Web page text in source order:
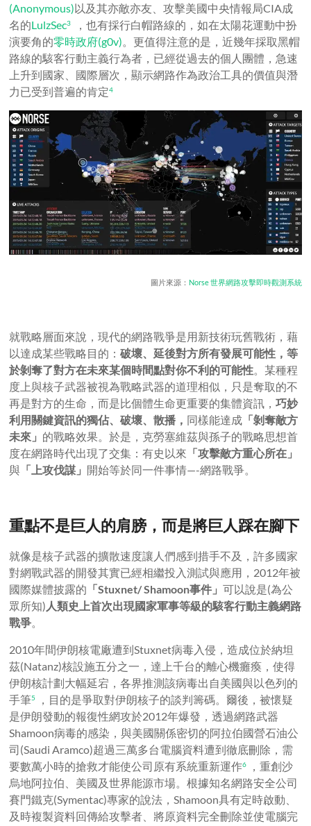
(Anonymous)以及其亦敵亦友、攻擊美國中央情報局CIA成
名的LulzSec3
，也有採行白帽路線的，如在太陽花運動中扮
演要角的零時政府(g0v) 。更值得注意的是，近幾年採取黑帽
路線的駭客行動主義行為者，已經從過去的個人團體，急速
上升到國家、國際層次，顯示網路作為政治工具的價值與潛
力已受到普遍的肯定4
圖片來源： Norse 世界網路攻擊即時觀測系統
就戰略層面來說，現代的網路戰爭是用新技術玩舊戰術，藉
以達成某些戰略目的：破壞、延後對方所有發展可能性，等
於剝奪了對方在未來某個時間點對你不利的可能性。某種程
度上與核子武器被視為戰略武器的道理相似，只是奪取的不
再是對方的生命，而是比個體生命更重要的集體資訊，巧妙
利用關鍵資訊的獨佔、破壞、散播， 同樣能達成 「剝奪敵方
未來」 的戰略效果。於是，克勞塞維茲與孫子的戰略思想首
度在網路時代出現了交集：有史以來 「攻擊敵方重心所在」
與 「上攻伐謀」 開始等於同一件事情—-網路戰爭。
重點不是巨人的肩膀，而是將巨人踩在腳下
就像是核子武器的擴散速度讓人們感到措手不及，許多國家
對網戰武器的開發其實已經相繼投入測試與應用，2012年被
國際媒體披露的 「Stuxnet/ Shamoon事件」可以說是(為公
眾所知) 人類史上首次出現國家軍事等級的駭客行動主義網路
戰爭。
2010年間伊朗核電廠遭到Stuxnet病毒入侵，造成位於納坦
茲(Natanz)核設施五分之一，達上千台的離心機癱瘓，使得
伊朗核計劃大幅延宕，各界推測該病毒出自美國與以色列的
手筆5
，目的是爭取對伊朗核子的談判籌碼。爾後，被懷疑
是伊朗發動的報復性網攻於2012年爆發，透過網路武器
Shamoon病毒的感染，與美國關係密切的阿拉伯國營石油公
司(Saudi Aramco)超過三萬多台電腦資料遭到徹底刪除，需
要數萬小時的搶救才能使公司原有系統重新運作6
，重創沙
烏地阿拉伯、美國及世界能源市場。根據知名網路安全公司
賽門鐵克(Symentac)專家的說法，Shamoon具有定時啟動、
及時複製資料回傳給攻擊者、將原資料完全刪除並使電腦完